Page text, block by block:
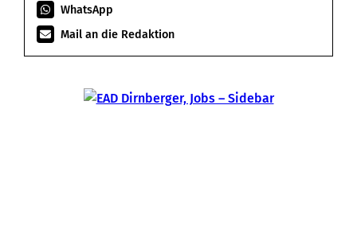
WhatsApp
Mail an die Redaktion